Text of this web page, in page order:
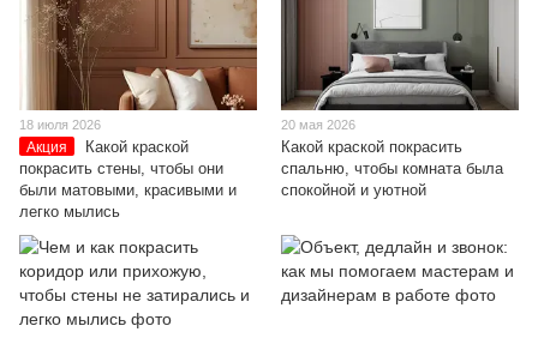
18 июля 2026
Акция
Какой краской
покрасить стены, чтобы они
были матовыми, красивыми и
легко мылись
20 мая 2026
Какой краской покрасить
спальню, чтобы комната была
спокойной и уютной